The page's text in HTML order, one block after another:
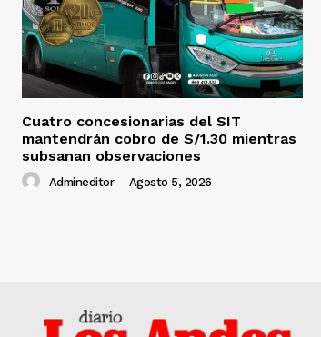
Cuatro concesionarias del SIT
mantendrán cobro de S/1.30 mientras
subsanan observaciones
Admineditor - Agosto 5, 2026